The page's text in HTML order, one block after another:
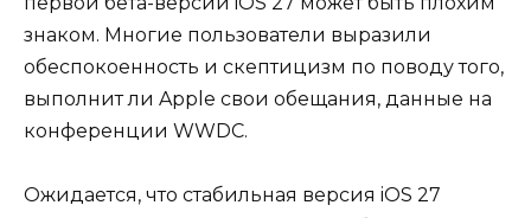
знаком. Многие пользователи выразили
обеспокоенность и скептицизм по поводу того,
выполнит ли Apple свои обещания, данные на
конференции WWDC.
Ожидается, что стабильная версия iOS 27